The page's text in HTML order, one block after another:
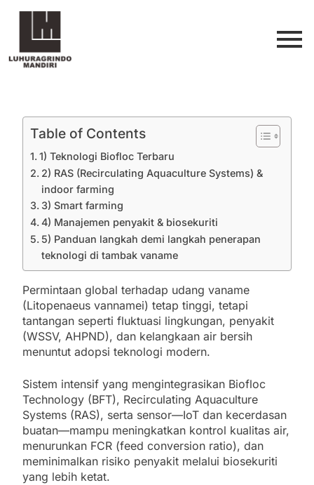
Table of Contents
1) Teknologi Biofloc Terbaru
2) RAS (Recirculating Aquaculture Systems) &
indoor farming
3) Smart farming
4) Manajemen penyakit & biosekuriti
5) Panduan langkah demi langkah penerapan
teknologi di tambak vaname
Permintaan global terhadap udang vaname
(Litopenaeus vannamei) tetap tinggi, tetapi
tantangan seperti fluktuasi lingkungan, penyakit
(WSSV, AHPND), dan kelangkaan air bersih
menuntut adopsi teknologi modern.
Sistem intensif yang mengintegrasikan Biofloc
Technology (BFT), Recirculating Aquaculture
Systems (RAS), serta sensor—IoT dan kecerdasan
buatan—mampu meningkatkan kontrol kualitas air,
menurunkan FCR (feed conversion ratio), dan
meminimalkan risiko penyakit melalui biosekuriti
yang lebih ketat.